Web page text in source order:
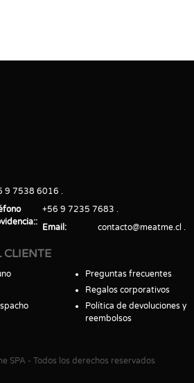
9 7538 6016
+56 9 7235 7683
Email
contacto@meatme.cl
CLIENTE
Preguntas frecuentes
Regalos corporativos
Política de devoluciones y
reembolsos
SPA - Todos los derechos reservados